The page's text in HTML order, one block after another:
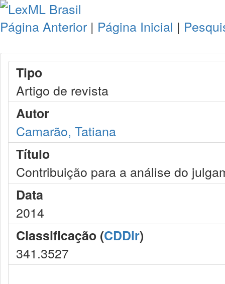
Página Anterior | Página Inicial |
Tipo
Artigo de revista
Autor
Camarão, Tatiana
Título
Contribuição para a análise do
Data
2014
Classificação (CDDir)
341.3527